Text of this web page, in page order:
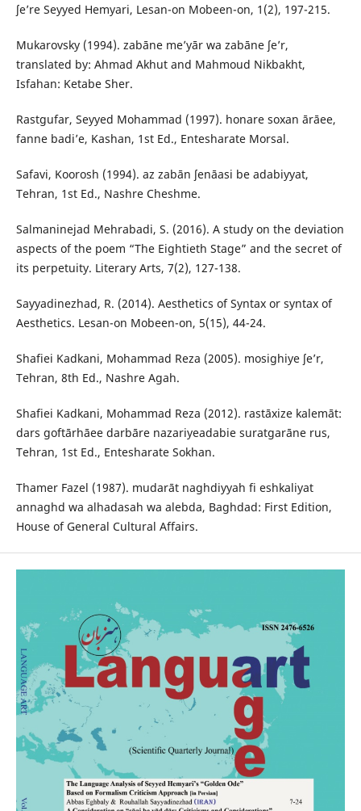
ʃe’re Seyyed Hemyari, Lesan-on Mobeen-on, 1(2), 197-215.
Mukarovsky (1994). zabāne me’yār wa zabāne ʃe’r,
translated by: Ahmad Akhut and Mahmoud Nikbakht,
Isfahan: Ketabe Sher.
Rastgufar, Seyyed Mohammad (1997). honare soxan ārāee,
fanne badi’e, Kashan, 1st Ed., Entesharate Morsal.
Safavi, Koorosh (1994). az zabān ʃenāasi be adabiyyat,
Tehran, 1st Ed., Nashre Cheshme.
Salmaninejad Mehrabadi, S. (2016). A study on the deviation
aspects of the poem “The Eightieth Stage” and the secret of
its perpetuity. Literary Arts, 7(2), 127-138.
Sayyadinezhad, R. (2014). Aesthetics of Syntax or syntax of
Aesthetics. Lesan-on Mobeen-on, 5(15), 44-24.
Shafiei Kadkani, Mohammad Reza (2005). mosighiye ʃe’r,
Tehran, 8th Ed., Nashre Agah.
Shafiei Kadkani, Mohammad Reza (2012). rastāxize kalemāt:
dars goftārhāee darbāre nazariyeadabie suratgarāne rus,
Tehran, 1st Ed., Entesharate Sokhan.
Thamer Fazel (1987). mudarāt naghdiyyah fi eshkaliyat
annaghd wa alhadasah wa alebda, Baghdad: First Edition,
House of General Cultural Affairs.